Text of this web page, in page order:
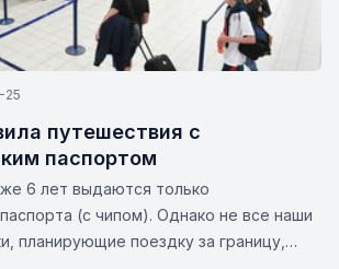
25
путешествия с
паспортом
6 лет выдаются только
(с чипом). Однако не все наши
планирующие поездку за границу,